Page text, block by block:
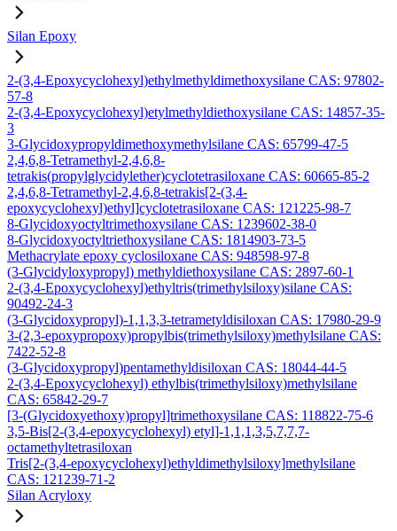
Silan Epoxy
2-(3,4-Epoxycyclohexyl)ethylmethyldimethoxysilane CAS: 97802-
57-8
2-(3,4-Epoxycyclohexyl)etylmethyldiethoxysilane CAS: 14857-35-
3
3-Glycidoxypropyldimethoxymethylsilane CAS: 65799-47-5
2,4,6,8-Tetramethyl-2,4,6,8-
tetrakis(propylglycidylether)cyclotetrasiloxane CAS: 60665-85-2
2,4,6,8-Tetramethyl-2,4,6,8-tetrakis[2-(3,4-
epoxycyclohexyl)ethyl]cyclotetrasiloxane CAS: 121225-98-7
8-Glycidoxyoctyltrimethoxysilane CAS: 1239602-38-0
8-Glycidoxyoctyltriethoxysilane CAS: 1814903-73-5
Methacrylate epoxy cyclosiloxane CAS: 948598-97-8
(3-Glycidyloxypropyl) methyldiethoxysilane CAS: 2897-60-1
2-(3,4-Epoxycyclohexyl)ethyltris(trimethylsiloxy)silane CAS:
90492-24-3
(3-Glycidoxypropyl)-1,1,3,3-tetrametyldisiloxan CAS: 17980-29-9
3-(2,3-epoxypropoxy)propylbis(trimethylsiloxy)methylsilane CAS:
7422-52-8
(3-Glycidoxypropyl)pentamethyldisiloxan CAS: 18044-44-5
2-(3,4-Epoxycyclohexyl) ethylbis(trimethylsiloxy)methylsilane
CAS: 65842-29-7
[3-(Glycidoxyethoxy)propyl]trimethoxysilane CAS: 118822-75-6
3,5-Bis[2-(3,4-epoxycyclohexyl) etyl]-1,1,1,3,5,7,7,7-
octamethyltetrasiloxan
Tris[2-(3,4-epoxycyclohexyl)ethyldimethylsiloxy]methylsilane
CAS: 121239-71-2
Silan Acryloxy